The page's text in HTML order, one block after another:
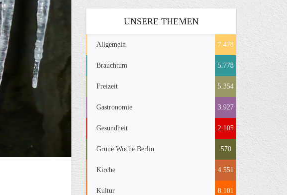
UNSERE THEMEN
Allgemein 7.478
Brauchtum 5.778
Freizeit 5.354
Gastronomie 3.927
Gesundheit 2.105
Grüne Woche Berlin 570
Kirche 4.551
Kultur 8.101